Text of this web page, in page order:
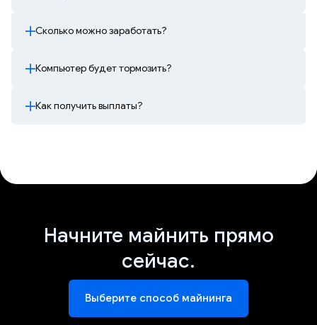
Сколько можно заработать?
Компьютер будет тормозить?
Как получить выплаты?
Начните майнить прямо
сейчас.
Выберите способ майнинга